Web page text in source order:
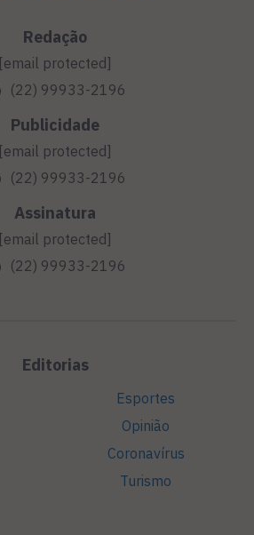
Redação
[email protected]
(22) 99933-2196
Publicidade
[email protected]
(22) 99933-2196
Assinatura
[email protected]
(22) 99933-2196
Editorias
Esportes
Opinião
Coronavírus
Turismo